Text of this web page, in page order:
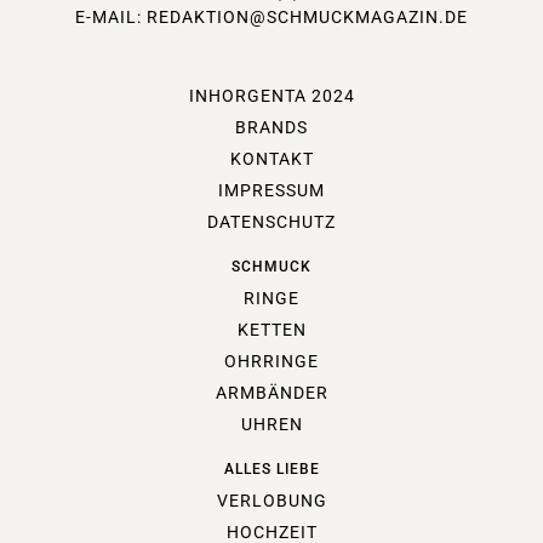
E-MAIL: REDAKTION@SCHMUCKMAGAZIN.DE
INHORGENTA 2024
BRANDS
KONTAKT
IMPRESSUM
DATENSCHUTZ
SCHMUCK
RINGE
KETTEN
OHRRINGE
ARMBÄNDER
UHREN
ALLES LIEBE
VERLOBUNG
HOCHZEIT